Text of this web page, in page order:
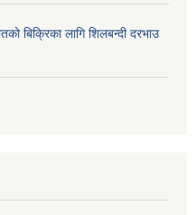
बिक्रिका लागि शिलबन्दी दरभाउ